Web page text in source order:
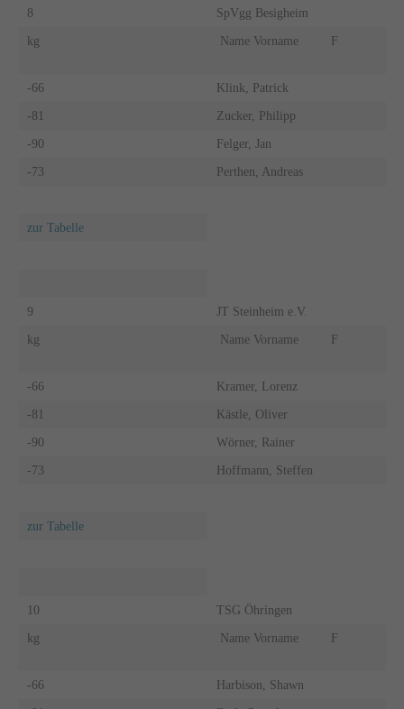
8 SpVgg Besigheim
kg Name Vorname F
-66 Klink, Patrick
-81 Zucker, Philipp
-90 Felger, Jan
-73 Perthen, Andreas
zur Tabelle
9 JT Steinheim e.V.
kg Name Vorname F
-66 Kramer, Lorenz
-81 Kästle, Oliver
-90 Wörner, Rainer
-73 Hoffmann, Steffen
zur Tabelle
10 TSG Öhringen
kg Name Vorname F
-66 Harbison, Shawn